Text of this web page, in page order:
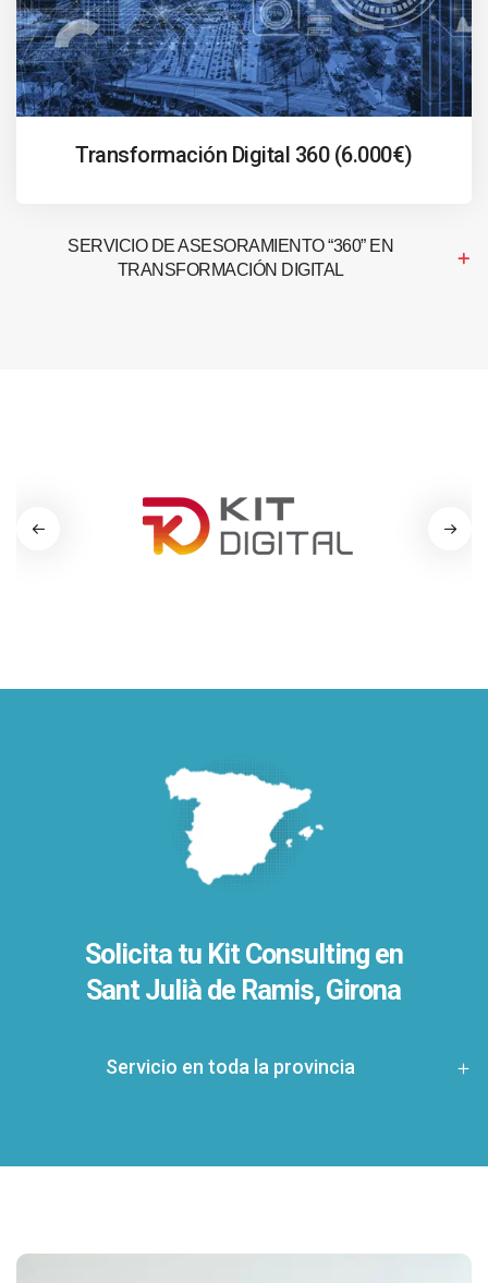
Transformación Digital 360 (6.000€)
SERVICIO DE ASESORAMIENTO “360” EN
TRANSFORMACIÓN DIGITAL
Solicita tu Kit Consulting en
Sant Julià de Ramis, Girona
Servicio en toda la provincia